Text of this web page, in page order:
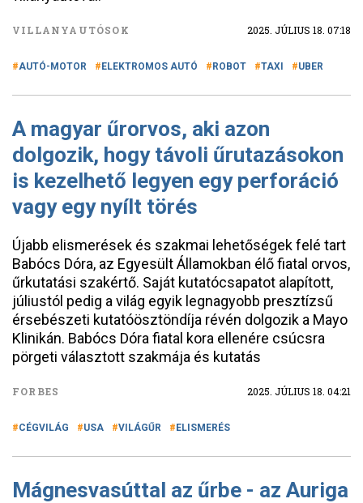
VILLANYAUTÓSOK 2025. JÚLIUS 18. 07:18
AUTÓ-MOTOR ELEKTROMOS AUTÓ ROBOT TAXI UBER
A magyar űrorvos, aki azon
dolgozik, hogy távoli űrutazásokon
is kezelhető legyen egy perforáció
vagy egy nyílt törés
Újabb elismerések és szakmai lehetőségek felé tart
Babócs Dóra, az Egyesült Államokban élő fiatal orvos,
űrkutatási szakértő. Saját kutatócsapatot alapított,
júliustól pedig a világ egyik legnagyobb presztízsű
érsebészeti kutatóösztöndíja révén dolgozik a Mayo
Klinikán. Babócs Dóra fiatal kora ellenére csúcsra
pörgeti választott szakmája és kutatás
FORBES 2025. JÚLIUS 18. 04:21
CÉGVILÁG USA VILÁGŰR ELISMERÉS
Mágnesvasúttal az űrbe - az Auriga